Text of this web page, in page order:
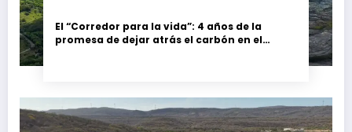
El “Corredor para la vida”: 4 años de la
promesa de dejar atrás el carbón en el